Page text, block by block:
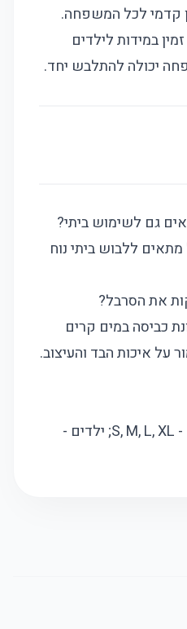
קדמי לכל המשפחה.
במידות לילדים
יכולה להתלבש יחד.
גם לשימוש ביתי?
ללבוש ביתי נוח
את הסרבל?
כביסה במים קרים
על איכות הבד והעיצוב.
: מבוגרים - S, M, L, XL; ילדים -